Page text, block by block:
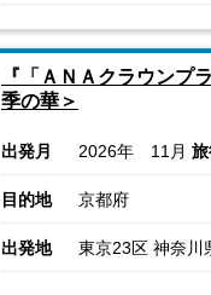
『「ＡＮＡクラウンプ
季の華＞
出発月 2026年 11月
目的地 京都府
出発地 東京23区 神奈川